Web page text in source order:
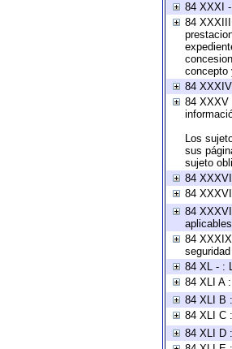
84 XXXI
84
concepto
84
84 XXXV
Los
sus
sujeto
84
84
84
84
84 XL - :
84 XLI A
84 XLI B
84 XLI C
84 XLI D